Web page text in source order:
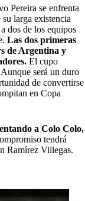
Pereira se enfrenta
larga existencia
dos de los equipos
Las dos primeras
de Argentina y
El cupo
será un duro
de convertirse
en Copa
a Colo Colo,
tendrá
Ramírez Villegas.